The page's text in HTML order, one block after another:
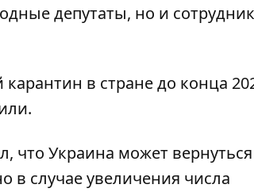
депутаты, но и
в стране до конца
.
что Украина может
в случае увеличения числа